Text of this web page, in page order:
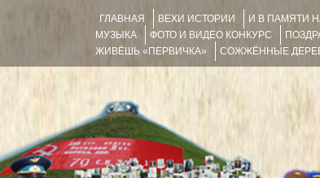
ГЛАВНАЯ ВЕХИ ИСТОРИИ И В ПАМЯТИ
МУЗЫКА
ФОТО И ВИДЕО КОНКУРС
ЖИВЁШЬ «ПЕРВИЧКА»
СОЖЖЁННЫЕ